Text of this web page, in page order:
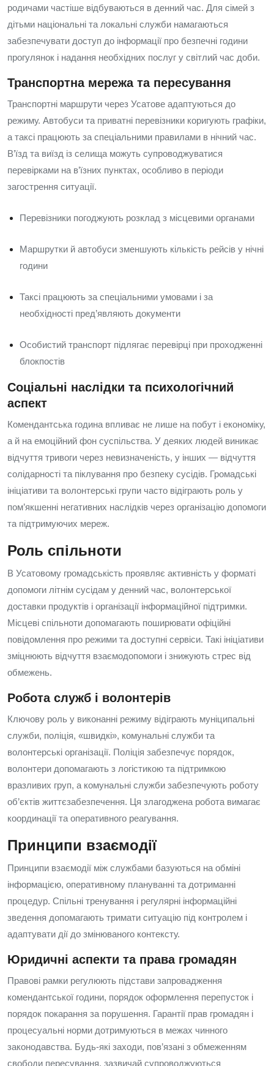
родичами частіше відбуваються в денний час. Для сімей з
дітьми національні та локальні служби намагаються
забезпечувати доступ до інформації про безпечні години
прогулянок і надання необхідних послуг у світлий час доби.
Транспортна мережа та пересування
Транспортні маршрути через Усатове адаптуються до
режиму. Автобуси та приватні перевізники коригують графіки,
а таксі працюють за спеціальними правилами в нічний час.
В’їзд та виїзд із селища можуть супроводжуватися
перевірками на в’їзних пунктах, особливо в періоди
загострення ситуації.
Перевізники погоджують розклад з місцевими органами
Маршрутки й автобуси зменшують кількість рейсів у нічні
години
Таксі працюють за спеціальними умовами і за
необхідності пред’являють документи
Особистий транспорт підлягає перевірці при проходженні
блокпостів
Соціальні наслідки та психологічний
аспект
Комендантська година впливає не лише на побут і економіку,
а й на емоційний фон суспільства. У деяких людей виникає
відчуття тривоги через невизначеність, у інших — відчуття
солідарності та піклування про безпеку сусідів. Громадські
ініціативи та волонтерські групи часто відіграють роль у
пом’якшенні негативних наслідків через організацію допомоги
та підтримуючих мереж.
Роль спільноти
В Усатовому громадськість проявляє активність у форматі
допомоги літнім сусідам у денний час, волонтерської
доставки продуктів і організації інформаційної підтримки.
Місцеві спільноти допомагають поширювати офіційні
повідомлення про режими та доступні сервіси. Такі ініціативи
зміцнюють відчуття взаємодопомоги і знижують стрес від
обмежень.
Робота служб і волонтерів
Ключову роль у виконанні режиму відіграють муніципальні
служби, поліція, «швидкі», комунальні служби та
волонтерські організації. Поліція забезпечує порядок,
волонтери допомагають з логістикою та підтримкою
вразливих груп, а комунальні служби забезпечують роботу
об’єктів життєзабезпечення. Ця злагоджена робота вимагає
координації та оперативного реагування.
Принципи взаємодії
Принципи взаємодії між службами базуються на обміні
інформацією, оперативному плануванні та дотриманні
процедур. Спільні тренування і регулярні інформаційні
зведення допомагають тримати ситуацію під контролем і
адаптувати дії до змінюваного контексту.
Юридичні аспекти та права громадян
Правові рамки регулюють підстави запровадження
комендантської години, порядок оформлення перепусток і
порядок покарання за порушення. Гарантії прав громадян і
процесуальні норми дотримуються в межах чинного
законодавства. Будь‑які заходи, пов’язані з обмеженням
свободи пересування, зазвичай супроводжуються